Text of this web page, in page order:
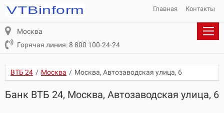
Главная Контакты
Москва
Горячая линия: 8 800 100-24-24
ВТБ 24 / Москва / Москва, Автозаводская улица, 6
Банк ВТБ 24, Москва, Автозаводская улица, 6